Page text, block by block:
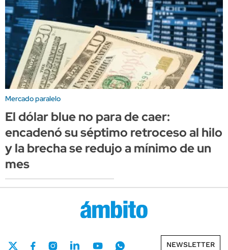
Mercado paralelo
El dólar blue no para de caer:
encadenó su séptimo retroceso al hilo
y la brecha se redujo a mínimo de un
mes
NEWSLETTER